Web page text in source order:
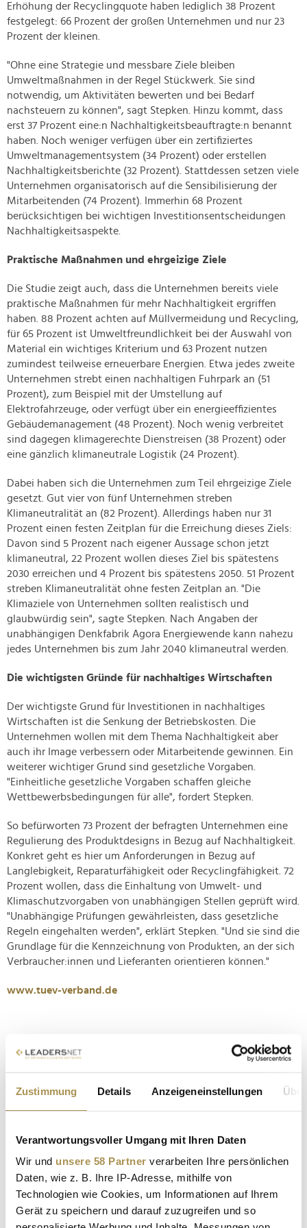
Zustimmung Details Anzeigeneinstellungen
Verantwortungsvoller Umgang mit Ihren Daten
Wir und unsere 58 Partner verarbeiten Ihre persönlichen
Daten, wie z. B. Ihre IP-Adresse, mithilfe von
Technologien wie Cookies, um Informationen auf Ihrem
Gerät zu speichern und darauf zuzugreifen und so
Erhöhung der Recyclingquote haben lediglich 38 Prozent
festgelegt: 66 Prozent der großen Unternehmen und nur 23
Prozent der kleinen.
"Ohne eine Strategie und messbare Ziele bleiben
Umweltmaßnahmen in der Regel Stückwerk. Sie sind
notwendig, um Aktivitäten bewerten und bei Bedarf
nachsteuern zu können", sagt Stepken. Hinzu kommt, dass
erst 37 Prozent eine:n Nachhaltigkeitsbeauftragte:n benannt
haben. Noch weniger verfügen über ein zertifiziertes
Umweltmanagementsystem (34 Prozent) oder erstellen
Nachhaltigkeitsberichte (32 Prozent). Stattdessen setzen viele
Unternehmen organisatorisch auf die Sensibilisierung der
Mitarbeitenden (74 Prozent). Immerhin 68 Prozent
berücksichtigen bei wichtigen Investitionsentscheidungen
Nachhaltigkeitsaspekte.
Praktische Maßnahmen und ehrgeizige Ziele
Die Studie zeigt auch, dass die Unternehmen bereits viele
praktische Maßnahmen für mehr Nachhaltigkeit ergriffen
haben. 88 Prozent achten auf Müllvermeidung und Recycling,
für 65 Prozent ist Umweltfreundlichkeit bei der Auswahl von
Material ein wichtiges Kriterium und 63 Prozent nutzen
zumindest teilweise erneuerbare Energien. Etwa jedes zweite
Unternehmen strebt einen nachhaltigen Fuhrpark an (51
Prozent), zum Beispiel mit der Umstellung auf
Elektrofahrzeuge, oder verfügt über ein energieeffizientes
Gebäudemanagement (48 Prozent). Noch wenig verbreitet
sind dagegen klimagerechte Dienstreisen (38 Prozent) oder
eine gänzlich klimaneutrale Logistik (24 Prozent).
Dabei haben sich die Unternehmen zum Teil ehrgeizige Ziele
gesetzt. Gut vier von fünf Unternehmen streben
Klimaneutralität an (82 Prozent). Allerdings haben nur 31
Prozent einen festen Zeitplan für die Erreichung dieses Ziels:
Davon sind 5 Prozent nach eigener Aussage schon jetzt
klimaneutral, 22 Prozent wollen dieses Ziel bis spätestens
2030 erreichen und 4 Prozent bis spätestens 2050. 51 Prozent
streben Klimaneutralität ohne festen Zeitplan an. "Die
Klimaziele von Unternehmen sollten realistisch und
glaubwürdig sein", sagte Stepken. Nach Angaben der
unabhängigen Denkfabrik Agora Energiewende kann nahezu
jedes Unternehmen bis zum Jahr 2040 klimaneutral werden.
Die wichtigsten Gründe für nachhaltiges Wirtschaften
Der wichtigste Grund für Investitionen in nachhaltiges
Wirtschaften ist die Senkung der Betriebskosten. Die
Unternehmen wollen mit dem Thema Nachhaltigkeit aber
auch ihr Image verbessern oder Mitarbeitende gewinnen. Ein
weiterer wichtiger Grund sind gesetzliche Vorgaben.
"Einheitliche gesetzliche Vorgaben schaffen gleiche
Wettbewerbsbedingungen für alle", fordert Stepken.
So befürworten 73 Prozent der befragten Unternehmen eine
Regulierung des Produktdesigns in Bezug auf Nachhaltigkeit.
Konkret geht es hier um Anforderungen in Bezug auf
Langlebigkeit, Reparaturfähigkeit oder Recyclingfähigkeit. 72
Prozent wollen, dass die Einhaltung von Umwelt- und
Klimaschutzvorgaben von unabhängigen Stellen geprüft wird.
"Unabhängige Prüfungen gewährleisten, dass gesetzliche
Regeln eingehalten werden", erklärt Stepken. "Und sie sind die
Grundlage für die Kennzeichnung von Produkten, an der sich
Verbraucher:innen und Lieferanten orientieren können."
www.tuev-verband.de
Hinweis zur Methodik
Grundlage der Studienergebnisse ist eine repräsentative
Umfrage des Marktforschungsinstituts Ipsos im Auftrag
des TÜV-Verbands unter 504 Unternehmen ab 25